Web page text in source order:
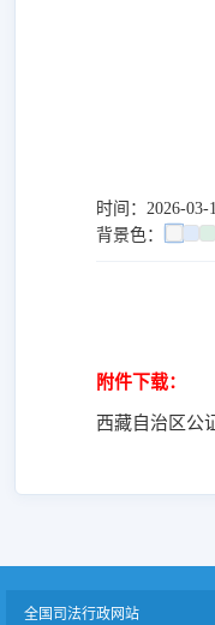
时间：2026-03-
背景色：
附件下载：
西藏自治区公
全国司法行政网站